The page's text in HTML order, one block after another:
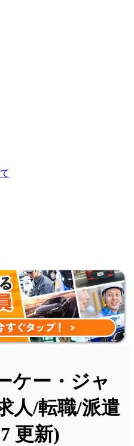
ケー・ジャ
人/転職/派遣
更新)